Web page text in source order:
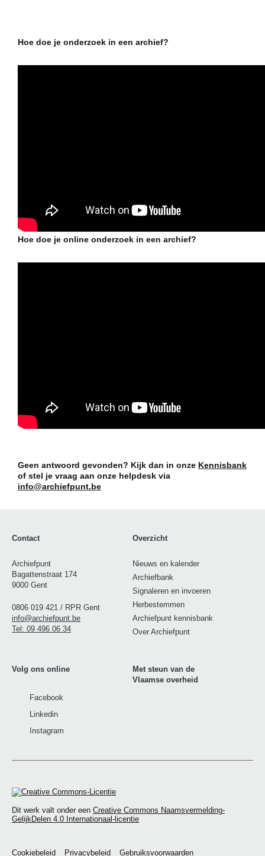
Inloggen
Over ons
Over ons
Contact
Hoe doe je onderzoek in een archief?
Hoe doe je online onderzoek in een archief?
Geen antwoord gevonden? Kijk dan in onze Kennisbank
of stel je vraag aan onze helpdesk via
info@archiefpunt.be
Contact
Archiefpunt
Bagattenstraat 174
9000 Gent
0806 019 421 / RPR Gent
info@archiefpunt.be
Tel: 09 496 06 34
Overzicht
Nieuws en kalender
Archiefbank
Signaleren en invoeren
Herbestemmen
Archiefpunt kennisbank
Over Archiefpunt
Volg ons online
Facebook
Linkedin
Instagram
Met steun van de
Vlaamse overheid
Dit werk valt onder een Creative Commons Naamsvermelding-
GelijkDelen 4.0 Internationaal-licentie
Cookiebeleid Privacybeleid Gebruiksvoorwaarden